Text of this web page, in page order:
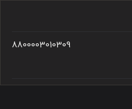
8800003010309